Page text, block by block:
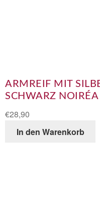
ARMREIF MIT
SCHWARZ NOIRÉA
€28,90
In den Warenkorb